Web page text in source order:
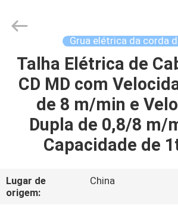
CASA
PRODUTOS
SOBRE
EXCURSÃO
Crane
Machinery
Reserved.
Grua elétrica da corda
Talha Elétrica de
CD MD com
de 8 m/min e
Dupla de 0,8/8 m/
Capacidade de
Lugar de
origem:
China